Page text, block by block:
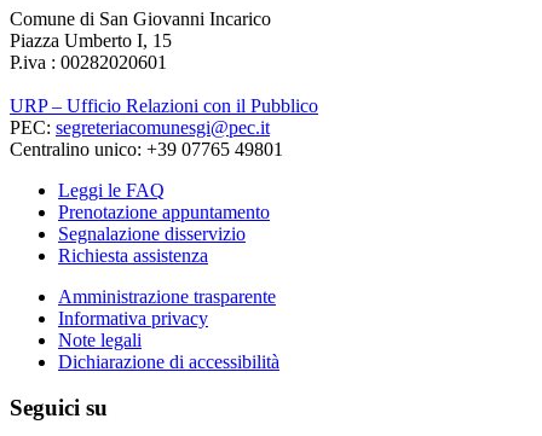
Comune di San Giovanni Incarico
Piazza Umberto I, 15
P.iva : 00282020601
URP – Ufficio Relazioni con il Pubblico
PEC: segreteriacomunesgi@pec.it
Centralino unico: +39 07765 49801
Leggi le FAQ
Prenotazione appuntamento
Segnalazione disservizio
Richiesta assistenza
Amministrazione trasparente
Informativa privacy
Note legali
Dichiarazione di accessibilità
Seguici su